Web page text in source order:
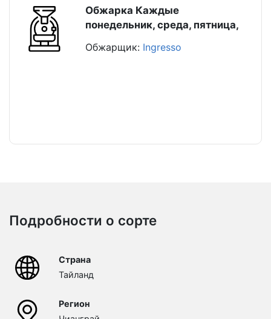
Обжарка Каждые
понедельник, среда, пятница,
Обжарщик: Ingresso
Подробности о сорте
Страна
Тайланд
Регион